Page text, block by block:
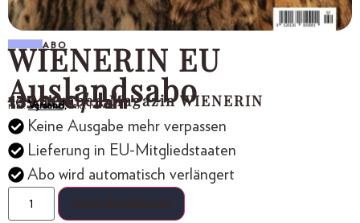
ABO
WIENERIN EU
Auslandsabo
10 Ausgaben Magazin WIENERIN
135,00€ / Jahr
inkl.Versand,inkl. MwSt.
Keine Ausgabe mehr verpassen
Lieferung in EU-Mitgliedstaaten
Abo wird automatisch verlängert